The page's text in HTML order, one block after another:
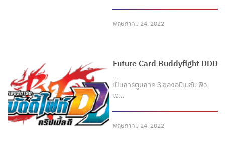
พฤษภาคม 24, 2022
Future Card Buddyfight DDD
เป็นการ์ตูนภาค 3 ของอนิเมชั่น ฟิว
เจ…
พฤษภาคม 24, 2022